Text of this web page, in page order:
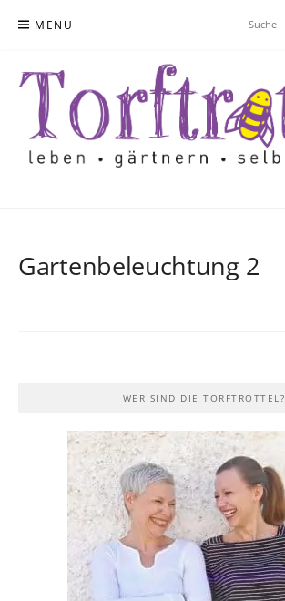
MENU
Gartenbeleuchtung 2
WER SIND DIE TORFTROTTEL?